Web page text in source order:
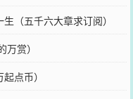
（五千六大章求订阅）
赏）
点币）